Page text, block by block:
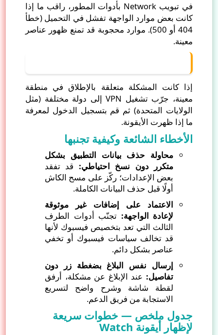
في تبويب Network بأدوات المطور، راقب ما إذا
كانت بعض موارد الواجهة تفشل في التحميل (خطأ
404 أو 500). موارد محجوبة قد تمنع ظهور عناصر
معينة.
إذا كانت المشكلة متعلقة بالإطلاق في منطقة
معينة، جرّب تشغيل VPN إلى دولة مختلفة (مثل
الولايات المتحدة) ثم قم بتسجيل الدخول لمعرفة
ما إذا ظهرت الأيقونة.
الأخطاء الشائعة وكيفية تجنبها
محاولة حذف بيانات التطبيق بشكل
متكرر دون نسخ احتياطي: قد تفقد
بعض الإعدادات؛ ركّز على مسح الكاش
أولًا قبل حذف البيانات الكاملة.
الاعتماد على إضافات غير موثوقة
لإعادة الواجهة: تجنّب أدوات الطرف
الثالث التي تعد بتخصيص فيسبوك لأنها
قد تخالف سياسات فيسبوك أو تخفي
عناصر بشكل دائم.
إرسال نفس البلاغ بضغطة زر دون
تفاصيل: عند الإبلاغ عن مشكلة، أرفق
لقطة شاشة وشرح واضح لتسريع
الاستجابة من فريق الدعم.
جدول ملخص — خطوات سريعة
لإظهار أيقونة Watch